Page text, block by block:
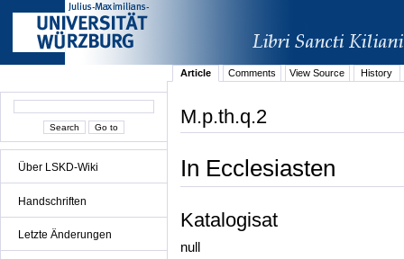
Über LSKD-Wiki
Handschriften
Letzte Änderungen
Article Comments View Source History
M.p.th.q.2
In Ecclesiasten
Katalogisat
null